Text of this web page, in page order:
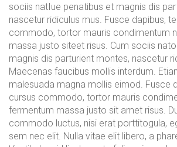
sociis natIue penatibus et magnis dis
nascetur ridiculus mus. Fusce dapibus,
commodo, tortor mauris condimentum
massa justo siteet risus. Cum sociis
magnis dis parturient montes, nascetur
Maecenas faucibus mollis interdum.
malesuada magna mollis eimod. Fusce
cursus commodo, tortor mauris
fermentum massa justo sit amet risus.
commodo luctus, nisi erat porttitogula,
sem nec elit. Nulla vitae elit libero, a